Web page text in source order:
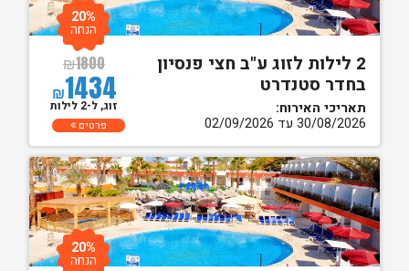
2 לילות לזוג ע"ב חצי פנסיון
בחדר סטנדרט
תאריכי האירוח:
30/08/2026 עד 02/09/2026
₪1800
₪1434
20%
הנחה
זוג, ל-2 לילות
פרטים
20%
הנחה